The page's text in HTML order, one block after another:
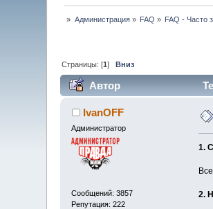
» Администрация» FAQ » FAQ - Часто
Страницы: [1]Вниз
Автор
IvanOFF
Администратор
Сообщений: 3857
Репутация: 222
1.
2.